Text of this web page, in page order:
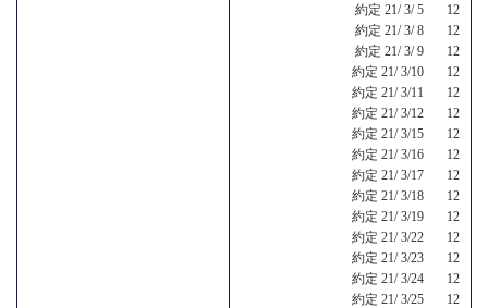
約定 21/ 3/ 5 12
約定 21/ 3/ 8 12
約定 21/ 3/ 9 12
約定 21/ 3/10 12
約定 21/ 3/11 12
約定 21/ 3/12 12
約定 21/ 3/15 12
約定 21/ 3/16 12
約定 21/ 3/17 12
約定 21/ 3/18 12
約定 21/ 3/19 12
約定 21/ 3/22 12
約定 21/ 3/23 12
約定 21/ 3/24 12
約定 21/ 3/25 12